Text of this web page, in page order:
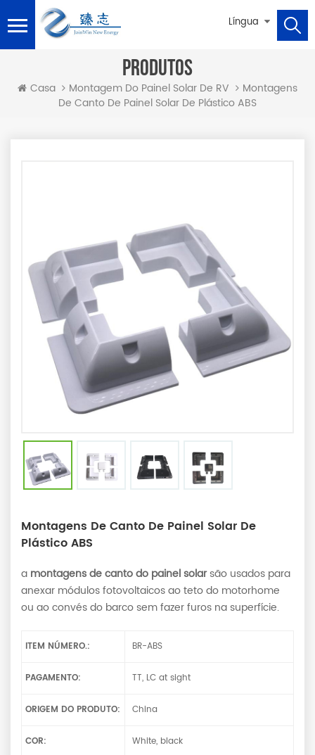
Língua
PRODUTOS
Casa Montagem Do Painel Solar De RV
Montagens
De Canto De Painel Solar De Plástico ABS
Montagens De Canto De Painel Solar De
Plástico ABS
a montagens de canto do painel solarsão usados para
anexar módulos fotovoltaicos ao teto do motorhome
ou ao convés do barco sem fazer furos na superfície.
ITEM NÚMERO.: BR-ABS
PAGAMENTO: TT, LC at sight
ORIGEM DO PRODUTO: China
COR: White, black